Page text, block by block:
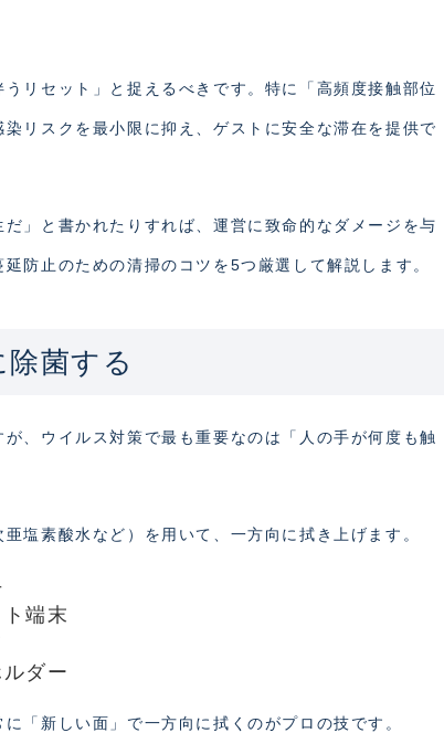
リセット」と捉えるべきです。特に「高頻度接触部位
リスクを最小限に抑え、ゲストに安全な滞在を提供で
」と書かれたりすれば、運営に致命的なダメージを与
防止のための清掃のコツを5つ厳選して解説します。
菌する
、ウイルス対策で最も重要なのは「人の手が何度も触
塩素酸水など）を用いて、一方向に拭き上げます。
端末
ダー
「新しい面」で一方向に拭くのがプロの技です。